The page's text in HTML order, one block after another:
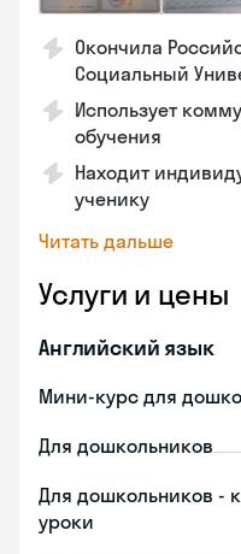
Окончила
Социальный
Использует
обучения
Находит
ученику
Читать дальше
Услуги и цены
Английский язык
Мини-курс для
Для дошкольников
Для дошкольников -
уроки